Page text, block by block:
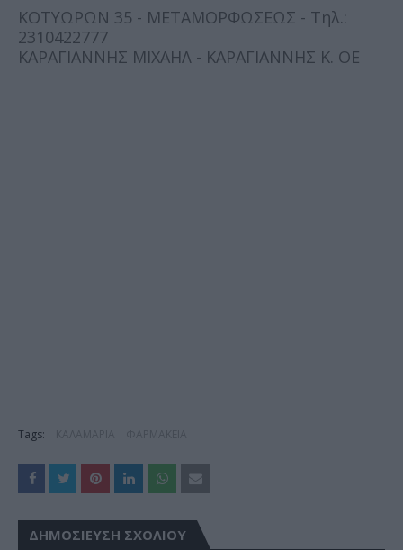
ΚΟΤΥΩΡΩΝ 35 - ΜΕΤΑΜΟΡΦΩΣΕΩΣ - Τηλ.:
2310422777
ΚΑΡΑΓΙΑΝΝΗΣ ΜΙΧΑΗΛ - ΚΑΡΑΓΙΑΝΝΗΣ Κ. ΟΕ
Tags:
ΔΗΜΟΣΊΕΥΣΗ ΣΧΟΛΊΟΥ